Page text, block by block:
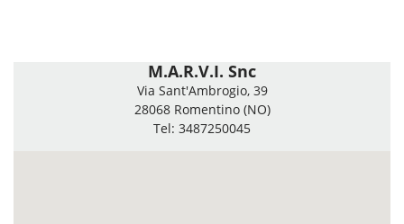
M.A.R.V.I. Snc
Via Sant'Ambrogio, 39
28068 Romentino (NO)
Tel: 3487250045